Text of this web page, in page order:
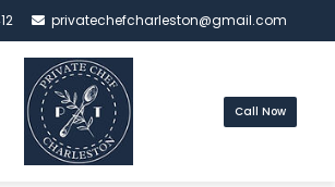
privatechefcharleston@gmail.com
Call Now